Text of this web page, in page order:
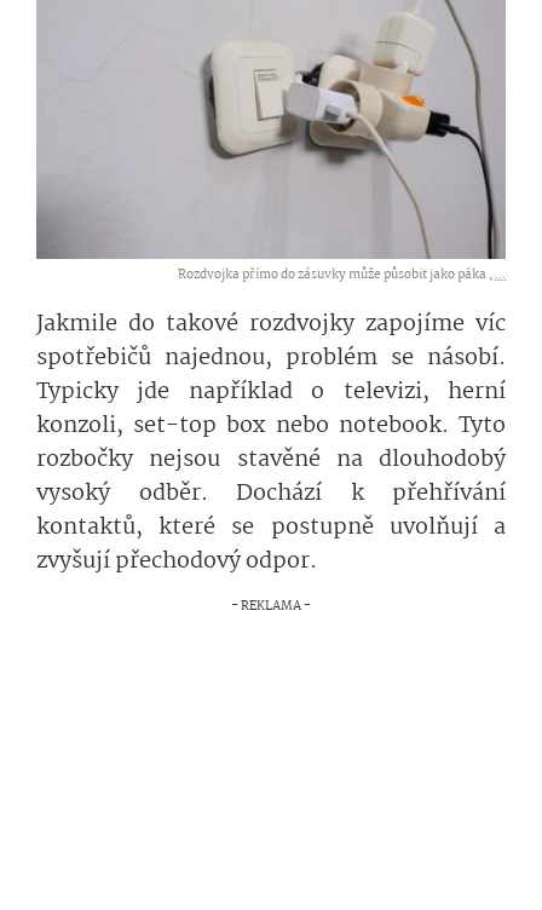
Rozdvojka přímo do zásuvky může působit jako páka ,...
Jakmile do takové rozdvojky zapojíme víc
spotřebičů najednou, problém se násobí.
Typicky jde například o televizi, herní
konzoli, set-top box nebo notebook. Tyto
rozbočky nejsou stavěné na dlouhodobý
vysoký odběr. Dochází k přehřívání
kontaktů, které se postupně uvolňují a
zvyšují přechodový odpor.